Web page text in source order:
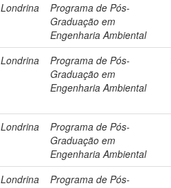
Londrina
Programa de Pós-
Graduação em
Engenharia Ambiental
Londrina
Programa de Pós-
Graduação em
Engenharia Ambiental
Londrina
Programa de Pós-
Graduação em
Engenharia Ambiental
Londrina
Programa de Pós-